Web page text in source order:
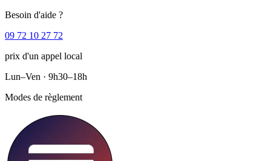
Besoin d'aide ?
09 72 10 27 72
prix d'un appel local
Lun–Ven · 9h30–18h
Modes de règlement